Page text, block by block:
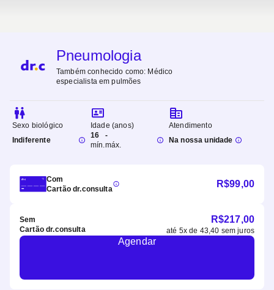
Pneumologia
Também conhecido como: Médico
especialista em pulmões
Sexo biológico
Indiferente
Idade (anos)
16
mín.
-
máx.
Atendimento
Na nossa unidade
Com
Cartão dr.consulta
R$99,00
Sem
Cartão dr.consulta
R$217,00
até 5x de 43,40 sem juros
Agendar